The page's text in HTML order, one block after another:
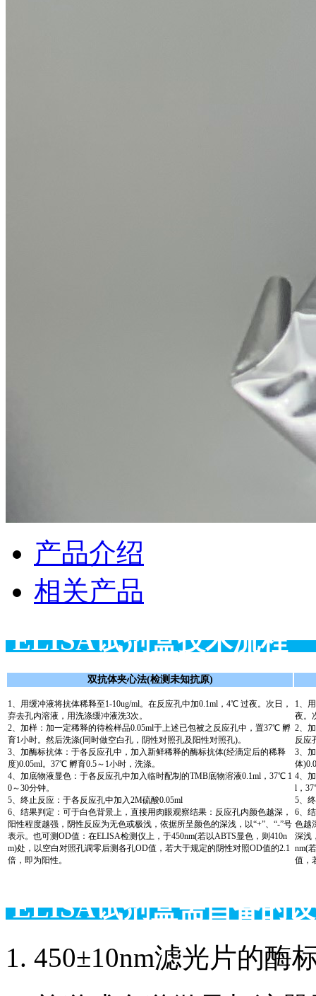
产品介绍
相关产品
ELISA试剂盒技
双抗体夹心法(检测未知抗原)
1、用缓冲液将抗体稀释至1-10ug/ml。在反应孔中加0.1ml，4℃ 过夜。次日，
弃去孔内溶液，用洗涤缓冲液洗3次。
2、加样：加一定稀释的待检样品0.05ml于上述已包被之反应孔中，置37℃ 孵
育1小时。然后洗涤(同时做空白孔，阴性对照孔及阳性对照孔)。
3、加酶标抗体：于各反应孔中，加入新鲜稀释的酶标抗体(经滴定后的稀释
度)0.05ml。37℃ 孵育0.5～1小时，洗涤。
4、加底物液显色：于各反应孔中加入临时配制的TMB底物溶液0.1ml，37℃ 1
0～30分钟。
5、终止反应：于各反应孔中加入2M硫酸0.05ml
6、结果判定：可于白色背景上，直接用肉眼观察结果：反应孔内颜色越深，
阳性程度越强，阴性反应为无色或极浅，依据所呈颜色的深浅，以“+”、“-”号
表示。也可测OD值：在ELISA检测仪上，于450nm(若以ABTS显色，则410n
m)处，以空白对照孔调零后测各孔OD值，若大于规定的阴性对照OD值的2.1
倍，即为阳性。
1、
夜。
2、
反应
3、
体
4、
l，
5、
6、
色越
深浅
nm(
值，
ELISA试剂盒需自备的
1. 450±10nm滤光片的酶